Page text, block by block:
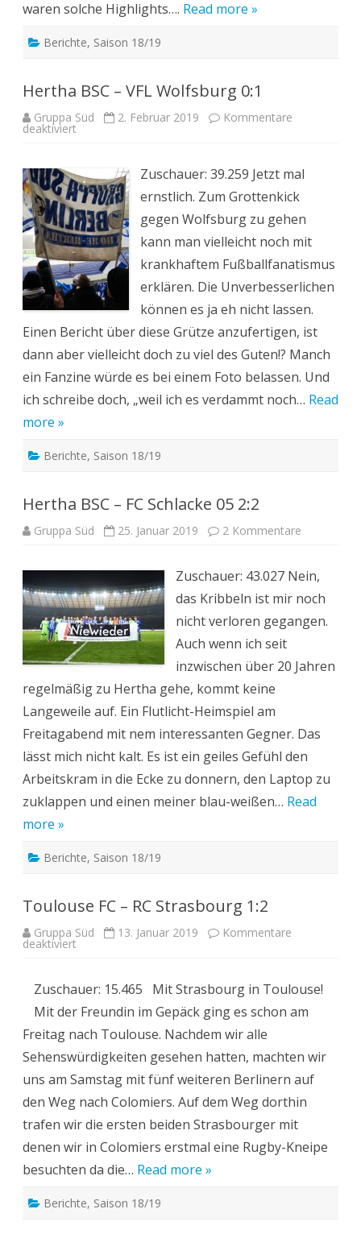
waren solche Highlights…. Read more »
Berichte, Saison 18/19
Hertha BSC – VFL Wolfsburg 0:1
Gruppa Süd 2. Februar 2019 Kommentare
deaktiviert
VFL
Wolfsburg
0:1
Zuschauer: 39.259 Jetzt mal
ernstlich. Zum Grottenkick
gegen Wolfsburg zu gehen
kann man vielleicht noch mit
krankhaftem Fußballfanatismus
erklären. Die Unverbesserlichen
können es ja eh nicht lassen.
Einen Bericht über diese Grütze anzufertigen, ist
dann aber vielleicht doch zu viel des Guten!? Manch
ein Fanzine würde es bei einem Foto belassen. Und
ich schreibe doch, „weil ich es verdammt noch… Read
more »
Berichte, Saison 18/19
Hertha BSC – FC Schlacke 05 2:2
Gruppa Süd 25. Januar 2019 2 Kommentare
FC
Schlacke
05
Zuschauer: 43.027 Nein,
das Kribbeln ist mir noch
nicht verloren gegangen.
Auch wenn ich seit
inzwischen über 20 Jahren
regelmäßig zu Hertha gehe, kommt keine
Langeweile auf. Ein Flutlicht-Heimspiel am
Freitagabend mit nem interessanten Gegner. Das
lässt mich nicht kalt. Es ist ein geiles Gefühl den
Arbeitskram in die Ecke zu donnern, den Laptop zu
zuklappen und einen meiner blau-weißen… Read
more »
Berichte, Saison 18/19
Toulouse FC – RC Strasbourg 1:2
Gruppa Süd 13. Januar 2019 Kommentare
deaktiviert
RC
1:2
Zuschauer: 15.465 Mit Strasbourg in Toulouse!
Mit der Freundin im Gepäck ging es schon am
Freitag nach Toulouse. Nachdem wir alle
Sehenswürdigkeiten gesehen hatten, machten wir
uns am Samstag mit fünf weiteren Berlinern auf
den Weg nach Colomiers. Auf dem Weg dorthin
trafen wir die ersten beiden Strasbourger mit
denen wir in Colomiers erstmal eine Rugby-Kneipe
besuchten da die… Read more »
Berichte, Saison 18/19